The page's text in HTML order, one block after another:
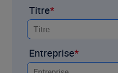
Titre
Entreprise